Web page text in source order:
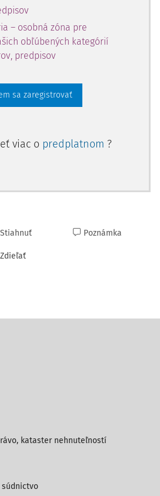
– osobná zóna pre
obľúbených kategórií
predpisov
sa zaregistrovať
viac o predplatnom ?
Stiahnuť
Zdieľať
Poznámka
kataster nehnuteľností
súdnictvo